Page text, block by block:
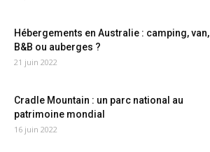
Hébergements en Australie : camping, van,
B&B ou auberges ?
21 juin 2022
Cradle Mountain : un parc national au
patrimoine mondial
16 juin 2022